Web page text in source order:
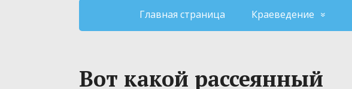
Главная страница Краеведение
Вот какой рассеянный